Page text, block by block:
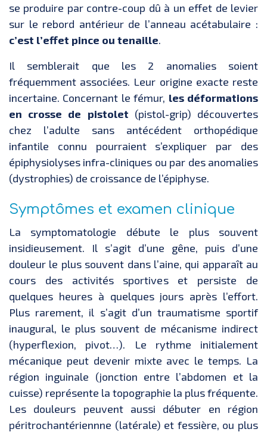
se produire par contre-coup dû à un effet de levier
sur le rebord antérieur de l’anneau acétabulaire :
c’est l’effet pince ou tenaille.
Il semblerait que les 2 anomalies soient
fréquemment associées. Leur origine exacte reste
incertaine. Concernant le fémur, les déformations
en crosse de pistolet (pistol-grip) découvertes
chez l’adulte sans antécédent orthopédique
infantile connu pourraient s’expliquer par des
épiphysiolyses infra-cliniques ou par des anomalies
(dystrophies) de croissance de l’épiphyse.
Symptômes et examen clinique
La symptomatologie débute le plus souvent
insidieusement. Il s’agit d’une gêne, puis d’une
douleur le plus souvent dans l’aine, qui apparaît au
cours des activités sportives et persiste de
quelques heures à quelques jours après l’effort.
Plus rarement, il s’agit d’un traumatisme sportif
inaugural, le plus souvent de mécanisme indirect
(hyperflexion, pivot…). Le rythme initialement
mécanique peut devenir mixte avec le temps. La
région inguinale (jonction entre l’abdomen et la
cuisse) représente la topographie la plus fréquente.
Les douleurs peuvent aussi débuter en région
péritrochantériennne (latérale) et fessière, ou plus